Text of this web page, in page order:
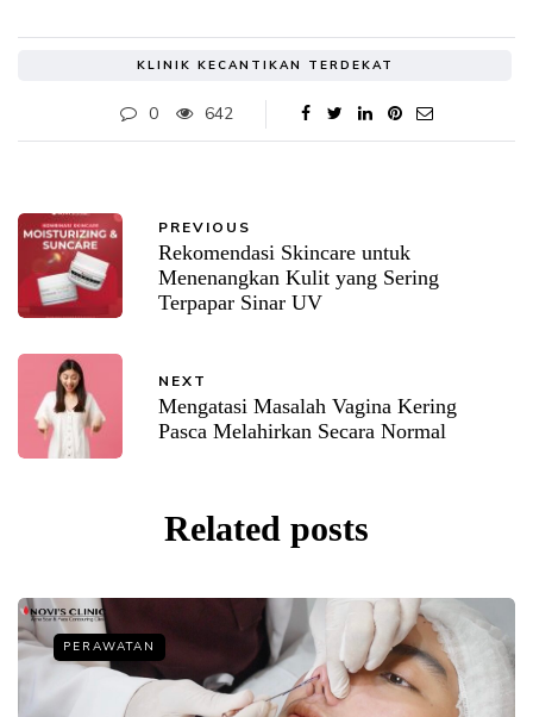
KLINIK KECANTIKAN TERDEKAT
0 642
PREVIOUS
Rekomendasi Skincare untuk
Menenangkan Kulit yang Sering
Terpapar Sinar UV
NEXT
Mengatasi Masalah Vagina Kering
Pasca Melahirkan Secara Normal
Related posts
PERAWATAN